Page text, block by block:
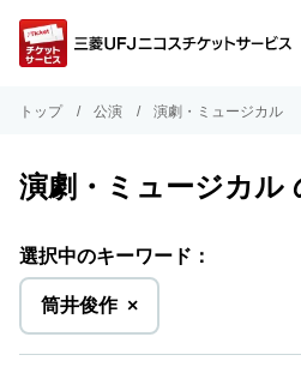
トップ 公演 演劇・ミュージカル
演劇・ミュージカル
選択中のキーワード：
筒井俊作を
削
除
×